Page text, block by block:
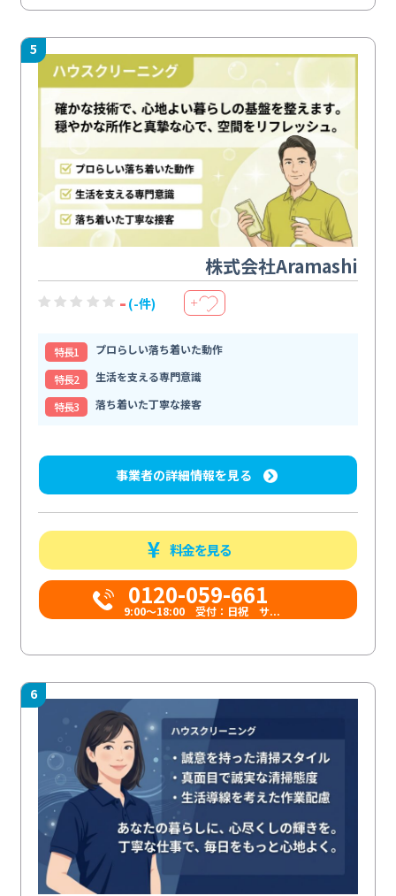
5
株式会社Aramashi
- (-件) ＋
特⻑1
プロらしい落ち着いた動作
特⻑2
生活を支える専門意識
特⻑3
落ち着いた丁寧な接客
事業者の詳細情報を見る
料金を見る
0120-059-661
9:00〜18:00 受付：日祝 サ...
6